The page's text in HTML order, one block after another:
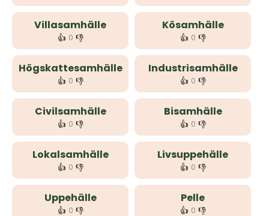
Villasamhälle
👍 0 👎
Kösamhälle
👍 0 👎
Högskattesamhälle
👍 0 👎
Industrisamhälle
👍 0 👎
Civilsamhälle
👍 0 👎
Bisamhälle
👍 0 👎
Lokalsamhälle
👍 0 👎
Livsuppehälle
👍 0 👎
Uppehälle
👍 0 👎
Pelle
👍 0 👎